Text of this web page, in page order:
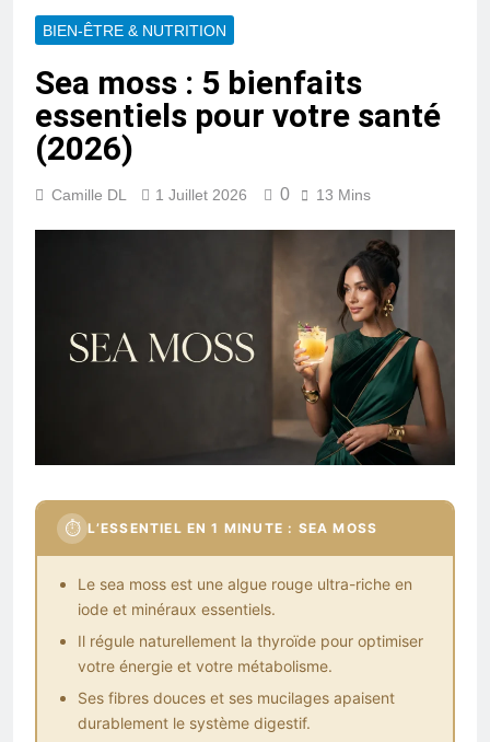
BIEN-ÊTRE & NUTRITION
Sea moss : 5 bienfaits
essentiels pour votre santé
(2026)
Camille DL 1 Juillet 2026 0 13 Mins
⏱ L’ESSENTIEL EN 1 MINUTE : SEA MOSS
Le sea moss est une algue rouge ultra-riche en
iode et minéraux essentiels.
Il régule naturellement la thyroïde pour optimiser
votre énergie et votre métabolisme.
Ses fibres douces et ses mucilages apaisent
durablement le système digestif.